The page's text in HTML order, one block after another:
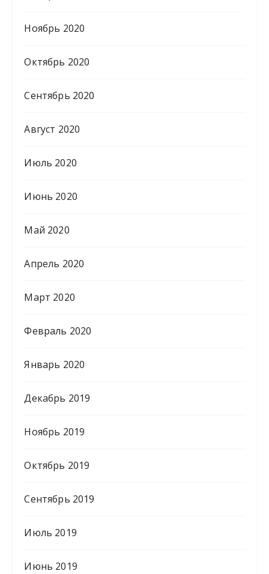
Ноябрь 2020
Октябрь 2020
Сентябрь 2020
Август 2020
Июль 2020
Июнь 2020
Май 2020
Апрель 2020
Март 2020
Февраль 2020
Январь 2020
Декабрь 2019
Ноябрь 2019
Октябрь 2019
Сентябрь 2019
Июль 2019
Июнь 2019